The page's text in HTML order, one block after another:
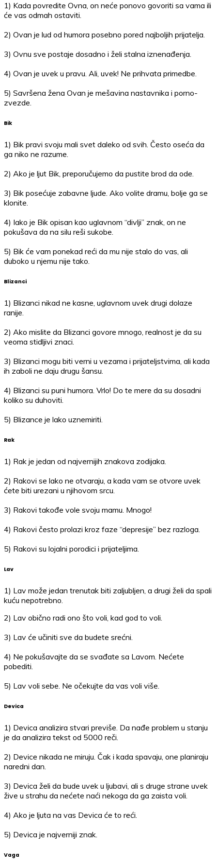
1) Kada povredite Ovna, on neće ponovo govoriti sa vama ili
će vas odmah ostaviti.
2) Ovan je lud od humora posebno pored najboljih prijatelja.
3) Ovnu sve postaje dosadno i želi stalna iznenađenja.
4) Ovan je uvek u pravu. Ali, uvek! Ne prihvata primedbe.
5) Savršena žena Ovan je mešavina nastavnika i porno-
zvezde.
Bik
1) Bik pravi svoju mali svet daleko od svih. Često oseća da
ga niko ne razume.
2) Ako je ljut Bik, preporučujemo da pustite brod da ode.
3) Bik posećuje zabavne ljude. Ako volite dramu, bolje ga se
klonite.
4) Iako je Bik opisan kao uglavnom “divlji” znak, on ne
pokušava da na silu reši sukobe.
5) Bik će vam ponekad reći da mu nije stalo do vas, ali
duboko u njemu nije tako.
Blizanci
1) Blizanci nikad ne kasne, uglavnom uvek drugi dolaze
ranije.
2) Ako mislite da Blizanci govore mnogo, realnost je da su
veoma stidljivi znaci.
3) Blizanci mogu biti verni u vezama i prijateljstvima, ali kada
ih zaboli ne daju drugu šansu.
4) Blizanci su puni humora. Vrlo! Do te mere da su dosadni
koliko su duhoviti.
5) Blizance je lako uznemiriti.
Rak
1) Rak je jedan od najvernijih znakova zodijaka.
2) Rakovi se lako ne otvaraju, a kada vam se otvore uvek
ćete biti urezani u njihovom srcu.
3) Rakovi takođe vole svoju mamu. Mnogo!
4) Rakovi često prolazi kroz faze “depresije” bez razloga.
5) Rakovi su lojalni porodici i prijateljima.
Lav
1) Lav može jedan trenutak biti zaljubljen, a drugi želi da spali
kuću nepotrebno.
2) Lav obično radi ono što voli, kad god to voli.
3) Lav će učiniti sve da budete srećni.
4) Ne pokušavajte da se svađate sa Lavom. Nećete
pobediti.
5) Lav voli sebe. Ne očekujte da vas voli više.
Devica
1) Devica analizira stvari previše. Da nađe problem u stanju
je da analizira tekst od 5000 reči.
2) Device nikada ne miruju. Čak i kada spavaju, one planiraju
naredni dan.
3) Devica želi da bude uvek u ljubavi, ali s druge strane uvek
žive u strahu da nećete naći nekoga da ga zaista voli.
4) Ako je ljuta na vas Devica će to reći.
5) Devica je najverniji znak.
Vaga